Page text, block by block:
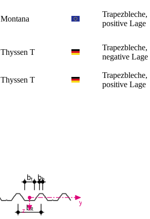
Montana
Trapezbleche,
positive Lage
Thyssen T
Trapezbleche,
negative Lage
Thyssen T
Trapezbleche,
positive Lage
bt
bR
bb
y
z